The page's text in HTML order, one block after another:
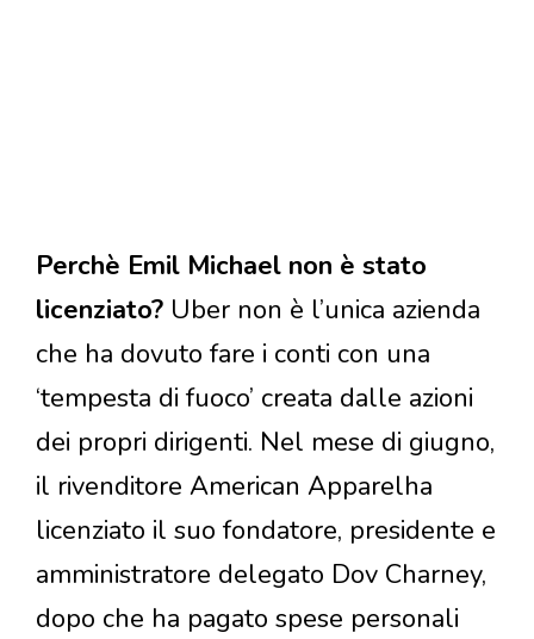
Perchè Emil Michael non è stato
licenziato? Uber non è l’unica azienda
che ha dovuto fare i conti con una
‘tempesta di fuoco’ creata dalle azioni
dei propri dirigenti. Nel mese di giugno,
il rivenditore American Apparelha
licenziato il suo fondatore, presidente e
amministratore delegato Dov Charney,
dopo che ha pagato spese personali